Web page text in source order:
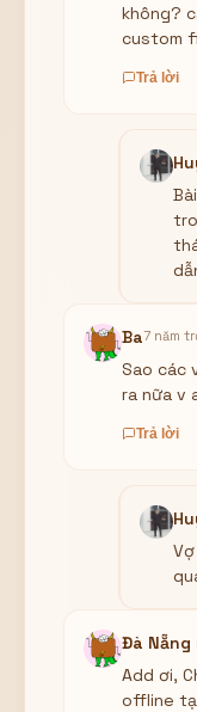
không?
custom
Trả lời
Ba7 năm
Sao các
ra nữa v
Trả lời
Đà Nẵng
Add ơi,
offline